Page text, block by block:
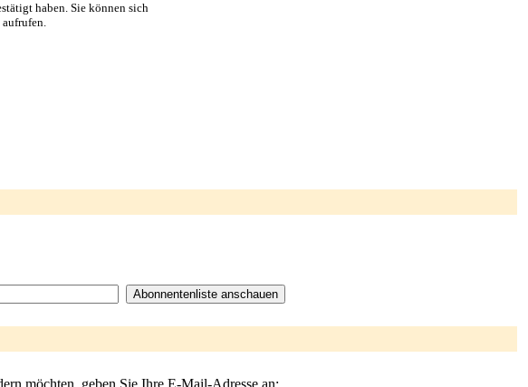
haben. Sie können sich
möchten, geben Sie Ihre E-Mail-Adresse an: